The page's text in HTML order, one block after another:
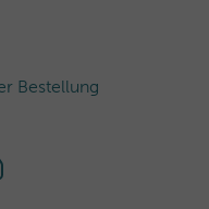
Bestellung